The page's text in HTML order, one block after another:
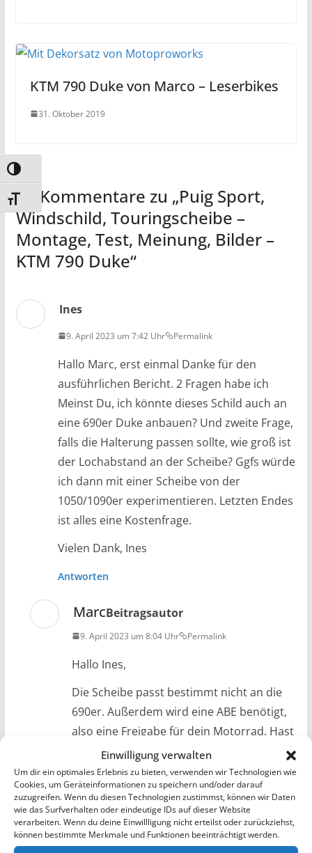
Einwilligung verwalten
Um dir ein optimales Erlebnis zu bieten, verwenden wir Technologien wie
Cookies, um Geräteinformationen zu speichern und/oder darauf
zuzugreifen. Wenn du diesen Technologien zustimmst, können wir Daten
wie das Surfverhalten oder eindeutige IDs auf dieser Website
verarbeiten. Wenn du deine Einwillligung nicht erteilst oder zurückziehst,
können bestimmte Merkmale und Funktionen beeinträchtigt werden.
Umschalten auf hohe Kontraste
Schrift vergrößern
KTM 790 Duke von Marco – Leserbikes
31. Oktober 2019
10 Kommentare zu „Puig Sport,
Windschild, Touringscheibe –
Montage, Test, Meinung, Bilder –
KTM 790 Duke“
Ines
9. April 2023 um 7:42 Uhr Permalink
Hallo Marc, erst einmal Danke für den
ausführlichen Bericht. 2 Fragen habe ich
Meinst Du, ich könnte dieses Schild auch an
eine 690er Duke anbauen? Und zweite Frage,
falls die Halterung passen sollte, wie groß ist
der Lochabstand an der Scheibe? Ggfs würde
ich dann mit einer Scheibe von der
1050/1090er experimentieren. Letzten Endes
ist alles eine Kostenfrage.
Vielen Dank, Ines
Antworten
MarcBeitragsautor
9. April 2023 um 8:04 Uhr Permalink
Hallo Ines,
Die Scheibe passt bestimmt nicht an die
690er. Außerdem wird eine ABE benötigt,
also eine Freigabe für dein Motorrad. Hast
Du diese nicht, ist dein Motorrad nicht
mehr zugelassen und du bekommst
Probleme beim TÜV bzw. in einer
Kontrolle.
Hier mal eine Scheibe für die 690er von